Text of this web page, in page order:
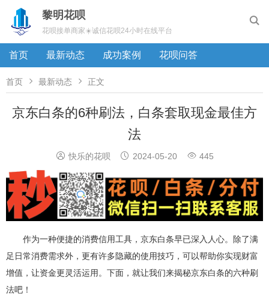

黎明花呗
花呗接单商家☀️诚信花呗24小时在线平台
首页 最新动态 成功案例 花呗问答
首页  最新动态  正文
京东白条的6种刷法，白条套取现金最佳方
法
 快乐的花呗  2024-05-20  445
作为一种便捷的消费信用工具，京东白条早已深入人心。除了满
足日常消费需求外，更有许多隐藏的使用技巧，可以帮助你实现财富
增值，让资金更灵活运用。下面，就让我们来揭秘京东白条的六种刷
法吧！